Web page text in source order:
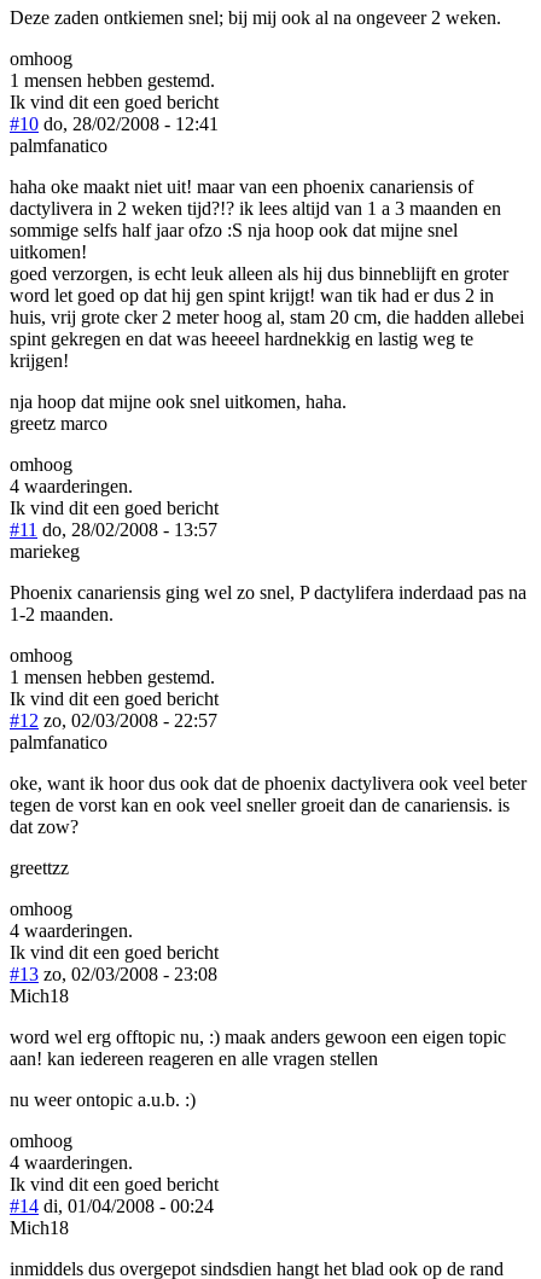
Deze zaden ontkiemen snel; bij mij ook al na ongeveer 2 weken.
omhoog
1 mensen hebben gestemd.
Ik vind dit een goed bericht
#10 do, 28/02/2008 - 12:41
palmfanatico
haha oke maakt niet uit! maar van een phoenix canariensis of
dactylivera in 2 weken tijd?!? ik lees altijd van 1 a 3 maanden en
sommige selfs half jaar ofzo :S nja hoop ook dat mijne snel
uitkomen!
goed verzorgen, is echt leuk alleen als hij dus binneblijft en groter
word let goed op dat hij gen spint krijgt! wan tik had er dus 2 in
huis, vrij grote cker 2 meter hoog al, stam 20 cm, die hadden allebei
spint gekregen en dat was heeeel hardnekkig en lastig weg te
krijgen!
nja hoop dat mijne ook snel uitkomen, haha.
greetz marco
omhoog
4 waarderingen.
Ik vind dit een goed bericht
#11 do, 28/02/2008 - 13:57
mariekeg
Phoenix canariensis ging wel zo snel, P dactylifera inderdaad pas na
1-2 maanden.
omhoog
1 mensen hebben gestemd.
Ik vind dit een goed bericht
#12 zo, 02/03/2008 - 22:57
palmfanatico
oke, want ik hoor dus ook dat de phoenix dactylivera ook veel beter
tegen de vorst kan en ook veel sneller groeit dan de canariensis. is
dat zow?
greettzz
omhoog
4 waarderingen.
Ik vind dit een goed bericht
#13 zo, 02/03/2008 - 23:08
Mich18
word wel erg offtopic nu, :) maak anders gewoon een eigen topic
aan! kan iedereen reageren en alle vragen stellen
nu weer ontopic a.u.b. :)
omhoog
4 waarderingen.
Ik vind dit een goed bericht
#14 di, 01/04/2008 - 00:24
Mich18
inmiddels dus overgepot sindsdien hangt het blad ook op de rand